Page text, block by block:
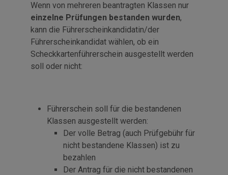
Wenn von mehreren beantragten Klassen nur
einzelne Prüfungen bestanden wurden,
kann die Führerscheinkandidatin/der
Führerscheinkandidat wählen, ob ein
Scheckkartenführerschein ausgestellt werden
soll oder nicht:
Führerschein soll für die bestandenen
Klassen ausgestellt werden:
Der volle Betrag (auch Prüfgebühr für
nicht bestandene Klassen) ist zu
bezahlen
Der Antrag für die nicht bestandenen